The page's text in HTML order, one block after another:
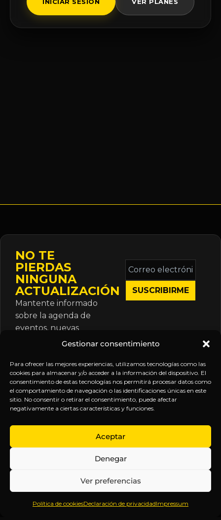
Gestionar consentimiento
Para ofrecer las mejores experiencias, utilizamos tecnologías como las
cookies para almacenar y/o acceder a la información del dispositivo. El
consentimiento de estas tecnologías nos permitirá procesar datos como
el comportamiento de navegación o las identificaciones únicas en este
sitio. No consentir o retirar el consentimiento, puede afectar
negativamente a ciertas características y funciones.
Aceptar
Denegar
Ver preferencias
Política de cookiesDeclaración de privacidadImpressum
NO TE
PIERDAS
NINGUNA
ACTUALIZACIÓN
Mantente informado
sobre la agenda de
eventos, nuevas
publicaciones y
suscripción.
Correo
electrónico
*
Inteligencia
Anticipándonos
EXPLORA
Inicio
Sobre
Contenido
Webinars
LEGAL
Política
de
Términos y
Aviso
SÍGUENOS